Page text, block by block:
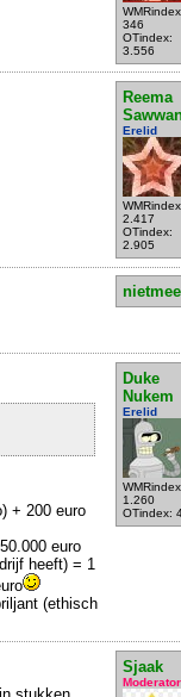
346
OTindex:
3.556
Reema
Erelid
2.417
OTindex:
2.905
Duke
Nukem
Erelid
1.260
OTindex:
+ 200 euro
euro
heeft) = 1
(ethisch
Sjaak
Moderator